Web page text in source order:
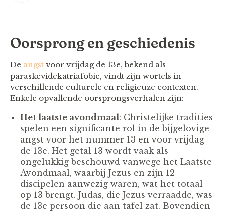
Oorsprong en geschiedenis
De angst voor vrijdag de 13e, bekend als
paraskevidekatriafobie, vindt zijn wortels in
verschillende culturele en religieuze contexten.
Enkele opvallende oorsprongsverhalen zijn:
Het laatste avondmaal: Christelijke tradities
spelen een significante rol in de bijgelovige
angst voor het nummer 13 en voor vrijdag
de 13e. Het getal 13 wordt vaak als
ongelukkig beschouwd vanwege het Laatste
Avondmaal, waarbij Jezus en zijn 12
discipelen aanwezig waren, wat het totaal
op 13 brengt. Judas, die Jezus verraadde, was
de 13e persoon die aan tafel zat. Bovendien